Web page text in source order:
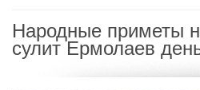
Народные приметы
сулит Ермолаев